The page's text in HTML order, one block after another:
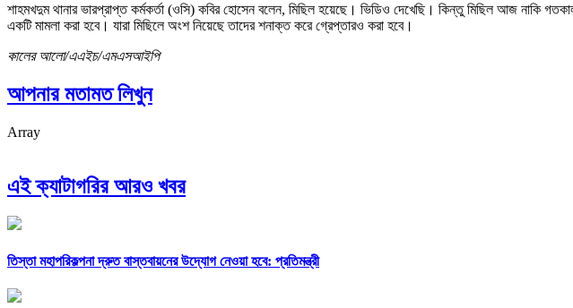
শাহমখদুম থানার ভারপ্রাপ্ত কর্মকর্তা (ওসি) কবির হোসেন বলেন, মিছিল হয়েছে। ভিডিও দেখেছি। কিন্তু মিছিল আজ নাকি
একটি মামলা করা হবে। যারা মিছিলে অংশ নিয়েছে তাদের শনাক্ত করে গ্রেপ্তারও করা হবে।
কালের আলো/এএইচ/এমএসআইপি
আপনার মতামত লিখুন
Array
এই ক্যাটাগরির আরও খবর
তিস্তা মহাপরিকল্পনা দ্রুত বাস্তবায়নের উদ্যোগ নেওয়া হবে: প্রতিমন্ত্রী